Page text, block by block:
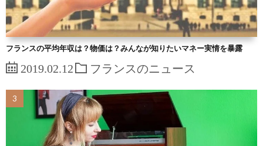
フランスの平均年収は？物価は？みんなが知りたいマネー実情を暴露
2019.02.12 フランスのニュース